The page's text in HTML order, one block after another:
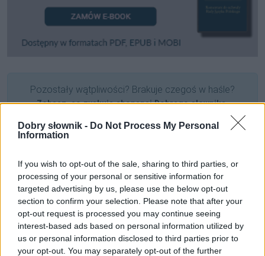
Dobry słownik - Do Not Process My Personal
Information
If you wish to opt-out of the sale, sharing to third parties, or
processing of your personal or sensitive information for
targeted advertising by us, please use the below opt-out
section to confirm your selection. Please note that after your
opt-out request is processed you may continue seeing
interest-based ads based on personal information utilized by
us or personal information disclosed to third parties prior to
your opt-out. You may separately opt-out of the further
Pozostały wątpliwości? Brakuje czegoś w haśle?
Zobacz, co zyskują abonenci Dobrego słownika.
SPRAWDŹ
Często sprawdzane
Czyzaspa śnieżna to błąd?
O pisowni i odmianie
Jak nazwać mieszkańca Detroit